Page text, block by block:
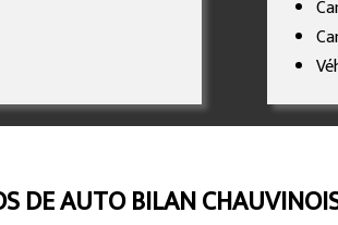
DE AUTO BILAN